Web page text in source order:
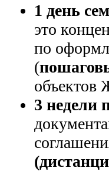
1 день
это
по
(
3 недели